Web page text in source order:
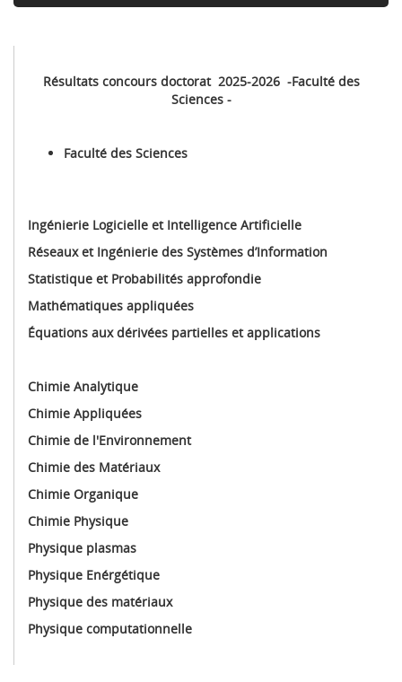
Résultats concours doctorat 2025-2026 -Faculté des
Sciences -
Faculté des Sciences
Ingénierie Logicielle et Intelligence Artificielle
Réseaux et Ingénierie des Systèmes d’Information
Statistique et Probabilités approfondie
Mathématiques appliquées
Équations aux dérivées partielles et applications
Chimie Analytique
Chimie Appliquées
Chimie de l'Environnement
Chimie des Matériaux
Chimie Organique
Chimie Physique
Physique plasmas
Physique Enérgétique
Physique des matériaux
Physique computationnelle